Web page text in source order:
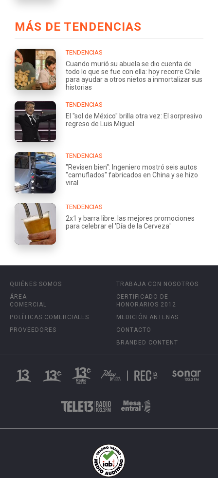
MÁS DE TENDENCIAS
TENDENCIAS
Cuando murió su abuela se dio cuenta de
todo lo que se fue con ella: hoy recorre Chile
para ayudar a otros nietos a inmortalizar sus
historias
TENDENCIAS
El "sol de México" brilla otra vez: El sorpresivo
regreso de Luis Miguel
TENDENCIAS
"Revisen bien": Ingeniero mostró seis autos
"camuflados" fabricados en China y se hizo
viral
TENDENCIAS
2x1 y barra libre: las mejores promociones
para celebrar el 'Día de la Cerveza'
QUIÉNES SOMOS
ÁREA
COMERCIAL
POLÍTICAS COMERCIALES
PROVEEDORES
TRABAJA CON NOSOTROS
CERTIFICADO DE
HONORARIOS 2012
MEDICIÓN ANTENAS
CONTACTO
BRANDED CONTENT